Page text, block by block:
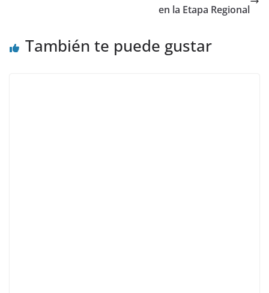
en la Etapa Regional
También te puede gustar